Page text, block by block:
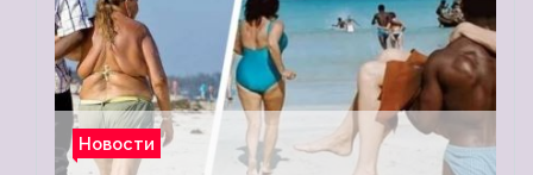
Новости